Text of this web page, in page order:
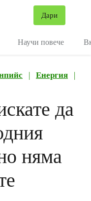
Дари
Научи повече
| Енергия
|
да
няма